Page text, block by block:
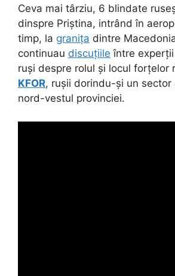
Ceva mai târziu, 6 blindate
dinspre Priștina, intrând în
timp, la granița dintre
continuau discuțiile între
ruși despre rolul și locul forțelor
KFOR, rușii dorindu-și un sector
nord-vestul provinciei.